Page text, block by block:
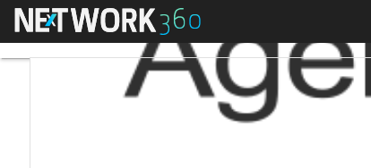
Menu